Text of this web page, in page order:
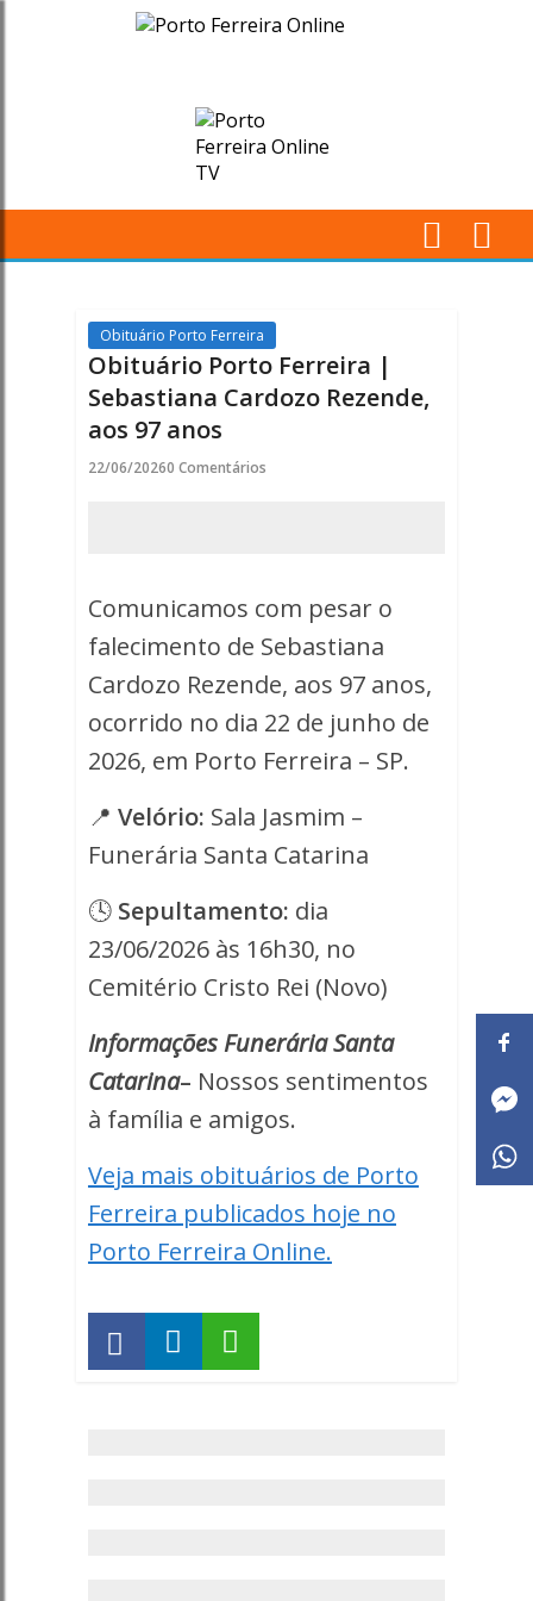
Obituário
Ferreira
Rezende,
aos
97
Porto
Ferreira
Online
-
Porto
Ferreira
Online
Obituário Porto Ferreira
Obituário Porto Ferreira |
Sebastiana Cardozo Rezende,
aos 97 anos
22/06/20260 Comentários
Comunicamos com pesar o
falecimento de Sebastiana
Cardozo Rezende, aos 97 anos,
ocorrido no dia 22 de junho de
2026, em Porto Ferreira – SP.
📍 Velório: Sala Jasmim –
Funerária Santa Catarina
🕓 Sepultamento: dia
23/06/2026 às 16h30, no
Cemitério Cristo Rei (Novo)
Informações Funerária Santa
Catarina– Nossos sentimentos
à família e amigos.
Veja mais obituários de Porto
Ferreira publicados hoje no
Porto Ferreira Online.